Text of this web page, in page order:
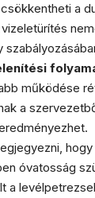
a
működése
a
óvatosság
a